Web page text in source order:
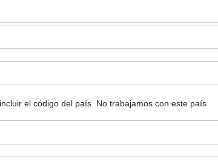
el código del país. No trabajamos con este país